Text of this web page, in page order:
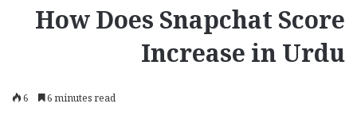
How Does Snapchat Score
Increase in Urdu
6 6 minutes read